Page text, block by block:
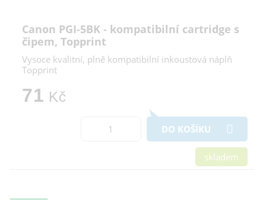
Canon PGI-5BK - kompatibilní cartridge s
čipem, Topprint
Vysoce kvalitní, plně kompatibilní inkoustová náplň
Topprint
71 Kč
DO KOŠÍKU
skladem